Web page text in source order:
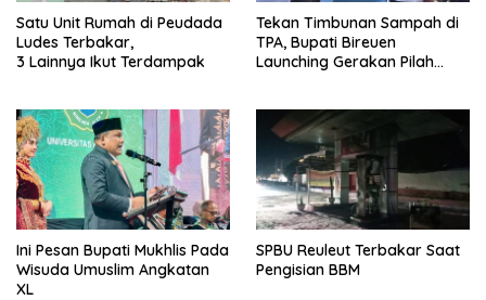
Satu Unit Rumah di Peudada
Ludes Terbakar,
3 Lainnya Ikut Terdampak
Tekan Timbunan Sampah di
TPA, Bupati Bireuen
Launching Gerakan Pilah
Ini Pesan Bupati Mukhlis Pada
Wisuda Umuslim Angkatan
XL
SPBU Reuleut Terbakar Saat
Pengisian BBM